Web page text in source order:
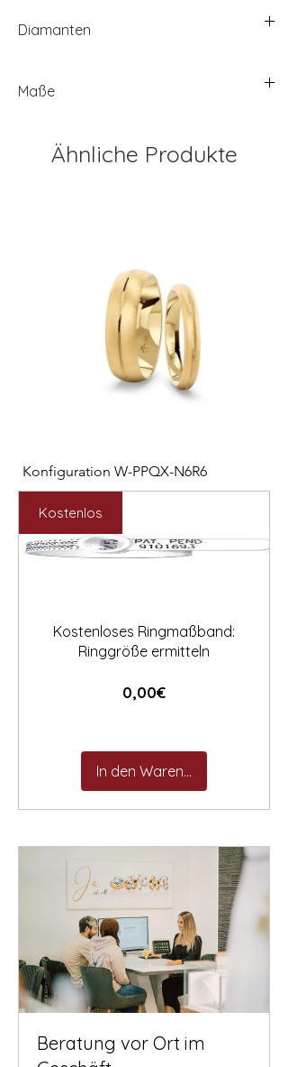
Diamanten
Maße
Ähnliche Produkte
Konfiguration W-PPQX-N6R6
Preis
2.127,00 €
Preis
Kostenlos
Kostenloses Ringmaßband:
Ringgröße ermitteln
0,00€Preis
In den Warenkorb
Beratung vor Ort im